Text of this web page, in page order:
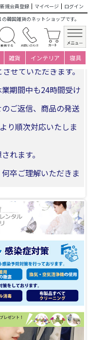
新規会員登録 マイページ
ログイン
韓国雑貨のネットショップです。
雑貨 インテリア 寝具
装(大人用レンタル)> 26ns-
ル
11日(火)〜2026年8月
せていただきます。
期間中も24時間受け
ご返信、商品の発送
り順次対応いたしま
れます。
卒ご理解いただきま